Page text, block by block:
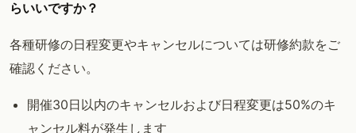
らいいですか？
各種研修の日程変更やキャンセルについては研修約款をご
確認ください。
開催30日以内のキャンセルおよび日程変更は50%のキ
ャンセル料が発生します